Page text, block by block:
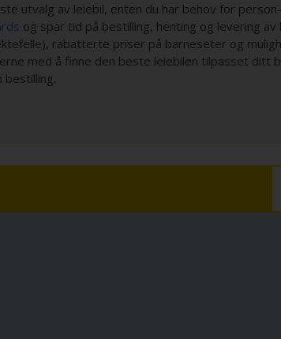
utvalg av leiebil, enten du har behov for
og spar tid på bestilling, henting og levering av
rabatterte priser på barneseter og
med å finne den beste leiebilen tilpasset ditt